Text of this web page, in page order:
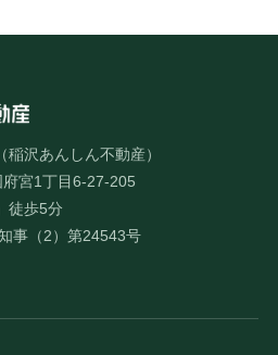
沢あんしん不動産）
宮1丁目6-27-205
徒歩5分
事（2）第24543号